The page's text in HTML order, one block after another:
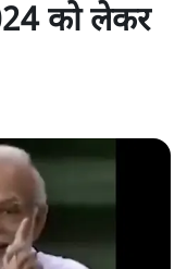
को लेकर